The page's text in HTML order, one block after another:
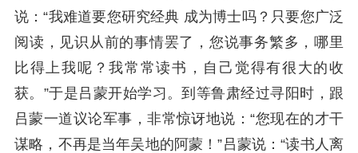
说：“我难道要您研究经典 成为博士吗？只要您广泛
阅读，见识从前的事情罢了，您说事务繁多，哪里
比得上我呢？我常常读书，自己觉得有很大的收
获。”于是吕蒙开始学习。到等鲁肃经过寻阳时，跟
吕蒙一道议论军事，非常惊讶地说：“您现在的才干
谋略，不再是当年吴地的阿蒙！”吕蒙说：“读书人离